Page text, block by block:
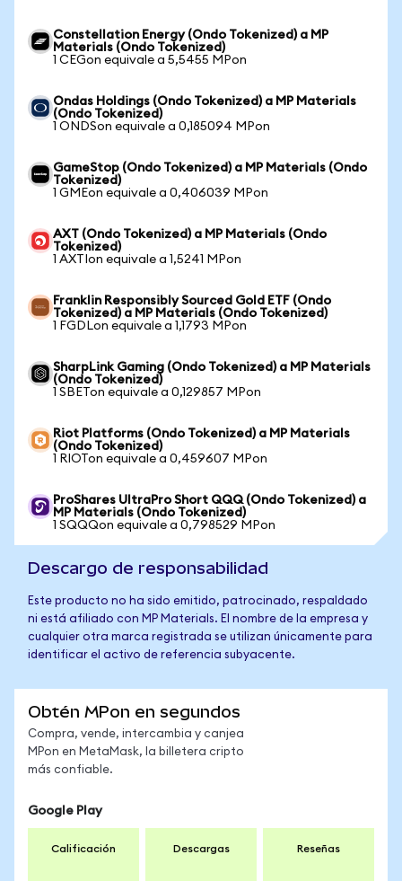
Constellation Energy (Ondo Tokenized) a MP
Materials (Ondo Tokenized)
1 CEGon equivale a 5,5455 MPon
Ondas Holdings (Ondo Tokenized) a MP Materials
(Ondo Tokenized)
1 ONDSon equivale a 0,185094 MPon
GameStop (Ondo Tokenized) a MP Materials (Ondo
Tokenized)
1 GMEon equivale a 0,406039 MPon
AXT (Ondo Tokenized) a MP Materials (Ondo
Tokenized)
1 AXTIon equivale a 1,5241 MPon
Franklin Responsibly Sourced Gold ETF (Ondo
Tokenized) a MP Materials (Ondo Tokenized)
1 FGDLon equivale a 1,1793 MPon
SharpLink Gaming (Ondo Tokenized) a MP Materials
(Ondo Tokenized)
1 SBETon equivale a 0,129857 MPon
Riot Platforms (Ondo Tokenized) a MP Materials
(Ondo Tokenized)
1 RIOTon equivale a 0,459607 MPon
ProShares UltraPro Short QQQ (Ondo Tokenized) a
MP Materials (Ondo Tokenized)
1 SQQQon equivale a 0,798529 MPon
Descargo de responsabilidad
Este producto no ha sido emitido, patrocinado, respaldado
ni está afiliado con MP Materials. El nombre de la empresa y
cualquier otra marca registrada se utilizan únicamente para
identificar el activo de referencia subyacente.
Obtén MPon en segundos
Compra, vende, intercambia y canjea
MPon en MetaMask, la billetera cripto
más confiable.
Google Play
Calificación Descargas Reseñas